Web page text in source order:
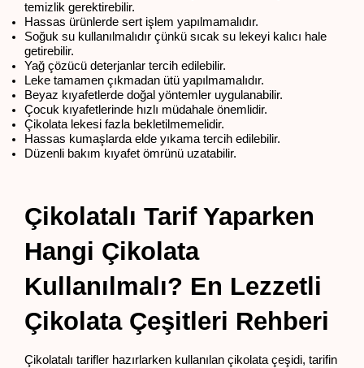
temizlik gerektirebilir.
Hassas ürünlerde sert işlem yapılmamalıdır.
Soğuk su kullanılmalıdır çünkü sıcak su lekeyi kalıcı hale
getirebilir.
Yağ çözücü deterjanlar tercih edilebilir.
Leke tamamen çıkmadan ütü yapılmamalıdır.
Beyaz kıyafetlerde doğal yöntemler uygulanabilir.
Çocuk kıyafetlerinde hızlı müdahale önemlidir.
Çikolata lekesi fazla bekletilmemelidir.
Hassas kumaşlarda elde yıkama tercih edilebilir.
Düzenli bakım kıyafet ömrünü uzatabilir.
Çikolatalı Tarif Yaparken
Hangi Çikolata
Kullanılmalı? En Lezzetli
Çikolata Çeşitleri Rehberi
Çikolatalı tarifler hazırlarken kullanılan çikolata çeşidi, tarifin